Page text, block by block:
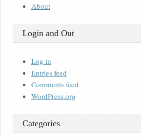
About
Login and Out
Log in
Entries feed
Comments feed
WordPress.org
Categories